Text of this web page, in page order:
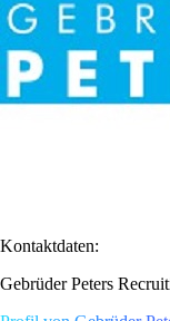
Kontaktdaten:
Gebrüder Peters